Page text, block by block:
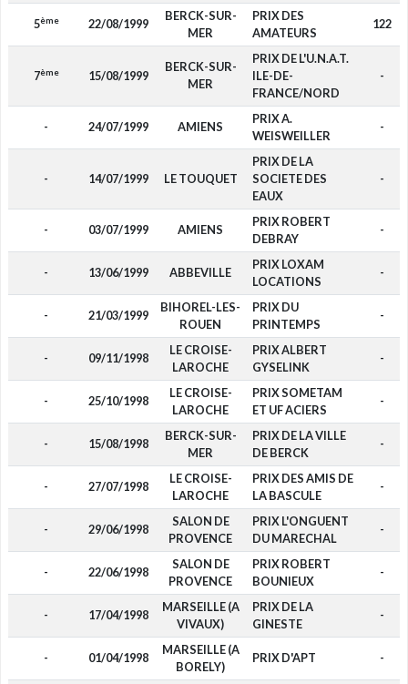
5ème 22/08/1999
BERCK-SUR-
MER
PRIX DES
AMATEURS
122
7ème 15/08/1999
BERCK-SUR-
MER
PRIX DE L'U.N.A.T.
ILE-DE-
FRANCE/NORD
-
- 24/07/1999 AMIENS
PRIX A.
WEISWEILLER
-
- 14/07/1999 LE TOUQUET
PRIX DE LA
SOCIETE DES
EAUX
-
- 03/07/1999 AMIENS
PRIX ROBERT
DEBRAY
-
- 13/06/1999 ABBEVILLE
PRIX LOXAM
LOCATIONS
-
- 21/03/1999
BIHOREL-LES-
ROUEN
PRIX DU
PRINTEMPS
-
- 09/11/1998
LE CROISE-
LAROCHE
PRIX ALBERT
GYSELINK
-
- 25/10/1998
LE CROISE-
LAROCHE
PRIX SOMETAM
ET UF ACIERS
-
- 15/08/1998
BERCK-SUR-
MER
PRIX DE LA VILLE
DE BERCK
-
- 27/07/1998
LE CROISE-
LAROCHE
PRIX DES AMIS DE
LA BASCULE
-
- 29/06/1998
SALON DE
PROVENCE
PRIX L'ONGUENT
DU MARECHAL
-
- 22/06/1998
SALON DE
PROVENCE
PRIX ROBERT
BOUNIEUX
-
- 17/04/1998
MARSEILLE (A
VIVAUX)
PRIX DE LA
GINESTE
-
- 01/04/1998
MARSEILLE (A
BORELY)
PRIX D'APT -